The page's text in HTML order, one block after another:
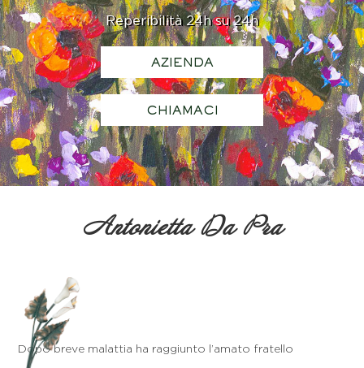
Reperibilità 24h su 24h
AZIENDA
CHIAMACI
Antonietta Da Pra
Dopo breve malattia ha raggiunto l’amato fratello